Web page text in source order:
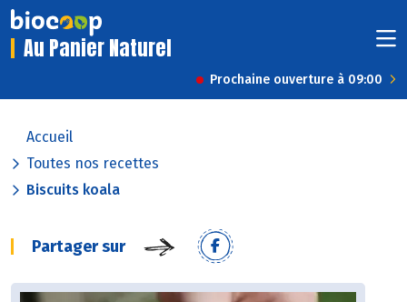
Au Panier Naturel
Prochaine ouverture à 09:00
Accueil
Toutes nos recettes
Biscuits koala
Partager sur